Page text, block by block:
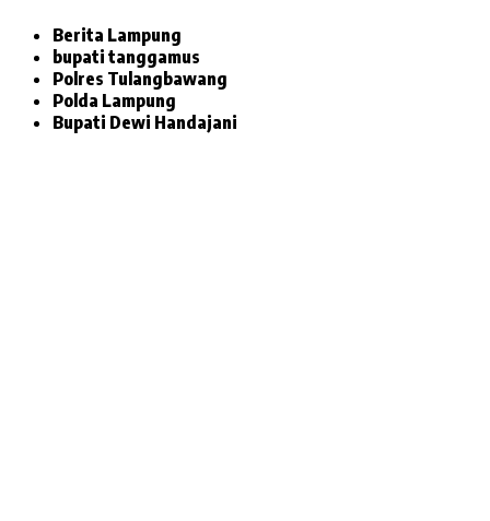
Berita Lampung
bupati tanggamus
Polres Tulangbawang
Polda Lampung
Bupati Dewi Handajani